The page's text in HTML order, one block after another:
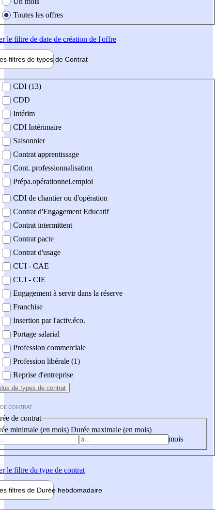
Toutes les offres
le filtre de date de création de l'offre
filtres de types de Contrat
contrat
CDI (13)
CDD
Intérim
CDI Intérimaire
Saisonnier
Contrat apprentissage
Cont. professionnalisation
Prépa.opérationnel.emploi
CDI de chantier ou d'opération
Contrat d'Engagement Educatif
Contrat intermittent
Contrat pacte
Contrat d'usage
CUI - CAE
CUI - CIE
Engagement à servir dans la réserve
Franchise
Insertion par l'activ.éco.
Portage salarial
Profession commerciale
Profession libérale (1)
Reprise d'entreprise
de types de contrat
CONTRAT
de contrat
minimale (en mois) Durée maximale (en mois)
mois
le filtre du type de contrat
filtres de Durée hebdomadaire